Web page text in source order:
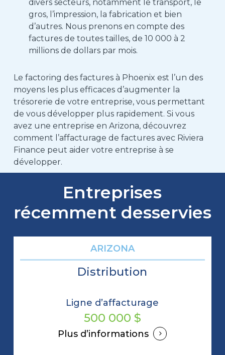
divers secteurs, notamment le transport, le
gros, l’impression, la fabrication et bien
d’autres. Nous prenons en compte des
factures de toutes tailles, de 10 000 à 2
millions de dollars par mois.
Le factoring des factures à Phoenix est l’un des
moyens les plus efficaces d’augmenter la
trésorerie de votre entreprise, vous permettant
de vous développer plus rapidement. Si vous
avez une entreprise en Arizona, découvrez
comment l’affacturage de factures avec Riviera
Finance peut aider votre entreprise à se
développer.
Entreprises
récemment desservies
ARIZONA
Distribution
Ligne d’affacturage
500 000 $
Plus d’informations